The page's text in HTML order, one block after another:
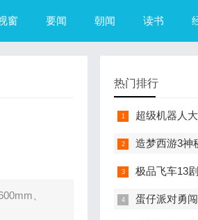
窗 要闻 朝闻 读书
、
热门排行
超级机器人大战v和x的
造梦西游3神秘商店第五
极品飞车13剧情是什么_
蛋仔派对勇闯